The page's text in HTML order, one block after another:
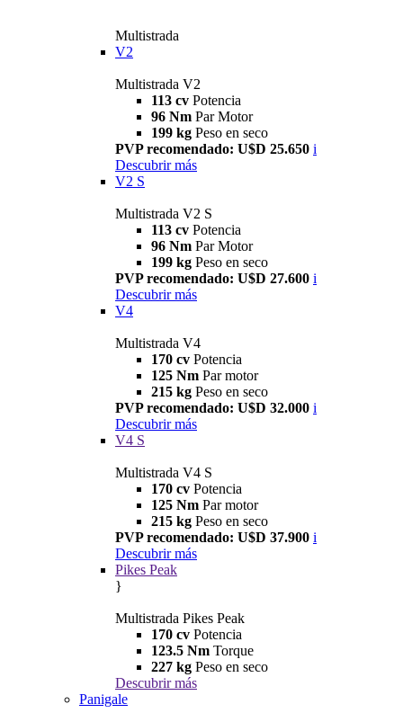
Multistrada
V2
Multistrada V2
113 cv Potencia
96 Nm Par Motor
199 kg Peso en seco
PVP recomendado: U$D 25.650 i
Descubrir más
V2 S
Multistrada V2 S
113 cv Potencia
96 Nm Par Motor
199 kg Peso en seco
PVP recomendado: U$D 27.600 i
Descubrir más
V4
Multistrada V4
170 cv Potencia
125 Nm Par motor
215 kg Peso en seco
PVP recomendado: U$D 32.000 i
Descubrir más
V4 S
Multistrada V4 S
170 cv Potencia
125 Nm Par motor
215 kg Peso en seco
PVP recomendado: U$D 37.900 i
Descubrir más
Pikes Peak
}
Multistrada Pikes Peak
170 cv Potencia
123.5 Nm Torque
227 kg Peso en seco
Descubrir más
Panigale